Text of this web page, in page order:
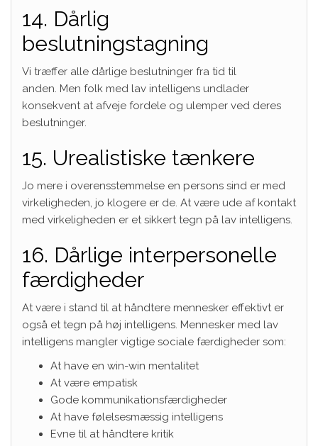
14. Dårlig
beslutningstagning
Vi træffer alle dårlige beslutninger fra tid til
anden. Men folk med lav intelligens undlader
konsekvent at afveje fordele og ulemper ved deres
beslutninger.
15. Urealistiske tænkere
Jo mere i overensstemmelse en persons sind er med
virkeligheden, jo klogere er de. At være ude af kontakt
med virkeligheden er et sikkert tegn på lav intelligens.
16. Dårlige interpersonelle
færdigheder
At være i stand til at håndtere mennesker effektivt er
også et tegn på høj intelligens. Mennesker med lav
intelligens mangler vigtige sociale færdigheder som:
At have en win-win mentalitet
At være empatisk
Gode ​​kommunikationsfærdigheder
At have følelsesmæssig intelligens
Evne til at håndtere kritik